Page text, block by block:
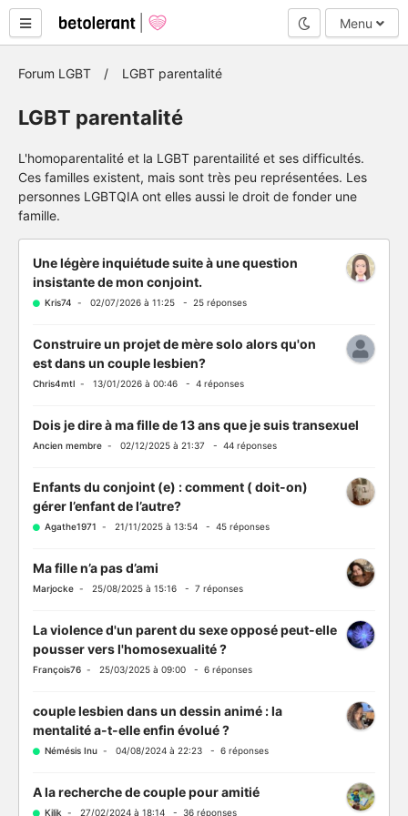
Mode nuit
Menu
Forum LGBT LGBT parentalité
LGBT parentalité
L'homoparentalité et la LGBT parentailité et ses difficultés.
Ces familles existent, mais sont très peu représentées. Les
personnes LGBTQIA ont elles aussi le droit de fonder une
famille.
Une légère inquiétude suite à une question
insistante de mon conjoint.
Kris74 - 02/07/2026 à 11:25 - 25 réponses
Construire un projet de mère solo alors qu'on
est dans un couple lesbien?
Chris4mtl - 13/01/2026 à 00:46 - 4 réponses
Dois je dire à ma fille de 13 ans que je suis transexuel
Ancien membre - 02/12/2025 à 21:37 - 44 réponses
Enfants du conjoint (e) : comment ( doit-on)
gérer l’enfant de l’autre?
Agathe1971 - 21/11/2025 à 13:54 - 45 réponses
Ma fille n’a pas d’ami
Marjocke - 25/08/2025 à 15:16 - 7 réponses
La violence d'un parent du sexe opposé peut-elle
pousser vers l'homosexualité ?
François76 - 25/03/2025 à 09:00 - 6 réponses
couple lesbien dans un dessin animé : la
mentalité a-t-elle enfin évolué ?
Némésis Inu - 04/08/2024 à 22:23 - 6 réponses
A la recherche de couple pour amitié
Kilik - 27/02/2024 à 18:14 - 36 réponses